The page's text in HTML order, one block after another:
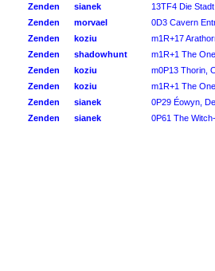
Zenden
sianek
13TF4 Die
Zenden
morvael
0D3 Cavern
Zenden
koziu
m1R+17
Zenden
shadowhunt
m1R+1 The
Zenden
koziu
m0P13 Thorin,
Zenden
koziu
m1R+1 The
Zenden
sianek
0P29 Éowyn,
Zenden
sianek 0P61 The